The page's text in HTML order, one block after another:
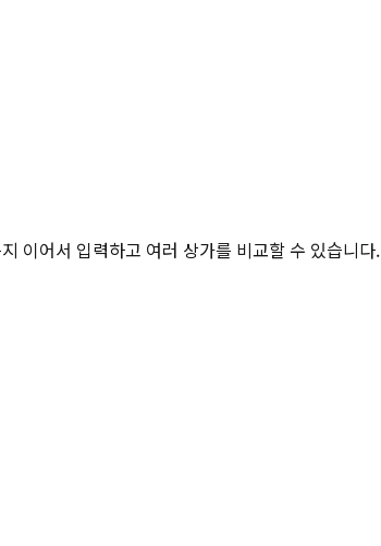
이어서 입력하고 여러 상가를 비교할 수 있습니다.